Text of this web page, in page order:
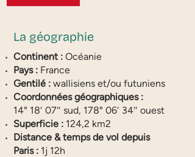
La géographie
Continent : Océanie
Pays : France
Gentilé : wallisiens et/ou futuniens
Coordonnées géographiques :
14° 18′ 07″ sud, 178° 06′ 34″ ouest
Superficie : 124,2 km2
Distance & temps de vol depuis
Paris : 1j 12h